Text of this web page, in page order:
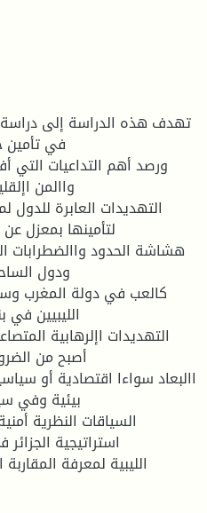
تهدف هذه الدراسة إلى دراسة
في تأمين
ورصد أهم التداعيات التي
واالمن
التهديدات العابرة للدول
لتأمينها بمعزل
هشاشة الحدود واالضطرابات
ودول
كالعب في دولة المغرب
الليبيين
التهديدات اإلرهابية
أصبح من
االبعاد سواءا اقتصادية أو
بيئية وفي
السياقات النظرية
استراتيجية
الليبية لمعرفة المقاربة